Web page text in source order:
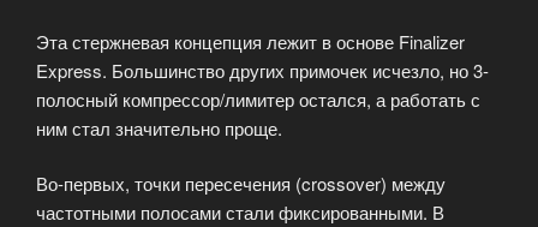
Эта стержневая концепция лежит в основе Finalizer
Express. Большинство других примочек исчезло, но 3-
полосный компрессор/лимитер остался, а работать с
ним стал значительно проще.
Во-первых, точки пересечения (crossover) между
частотными полосами стали фиксированными. В